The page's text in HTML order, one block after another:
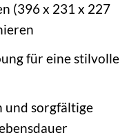
(396 x 231 x 227
für eine stilvolle
und sorgfältige